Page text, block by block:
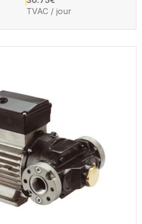
TVAC / jour